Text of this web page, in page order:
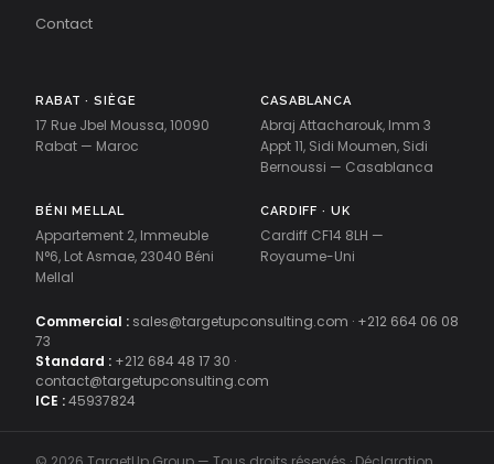
Contact
RABAT · SIÈGE
17 Rue Jbel Moussa, 10090
Rabat — Maroc
CASABLANCA
Abraj Attacharouk, Imm 3
Appt 11, Sidi Moumen, Sidi
Bernoussi — Casablanca
BÉNI MELLAL
Appartement 2, Immeuble
N°6, Lot Asmae, 23040 Béni
Mellal
CARDIFF · UK
Cardiff CF14 8LH —
Royaume-Uni
Commercial : sales@targetupconsulting.com · +212 664 06 08
73
Standard : +212 684 48 17 30 ·
contact@targetupconsulting.com
ICE :45937824